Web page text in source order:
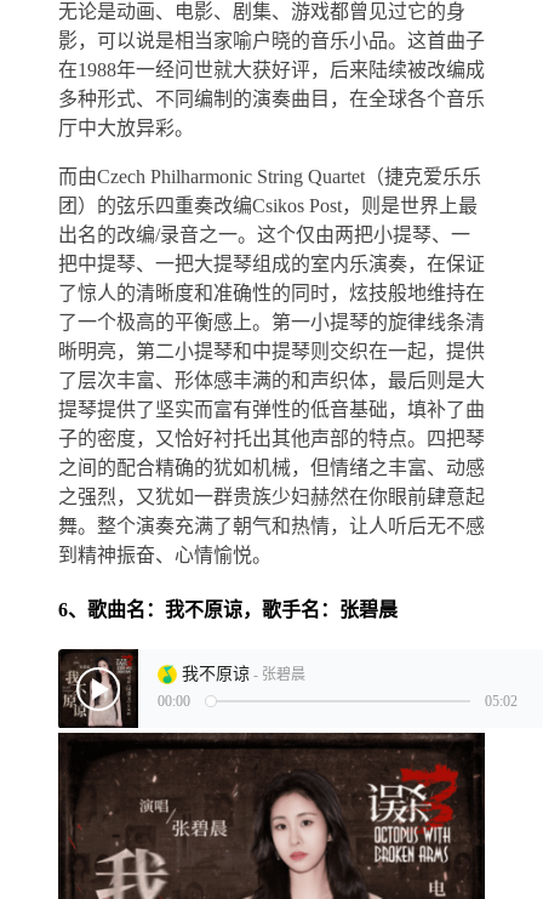
无论是动画、电影、剧集、游戏都曾见过它的身
影，可以说是相当家喻户晓的音乐小品。这首曲子
在1988年一经问世就大获好评，后来陆续被改编成
多种形式、不同编制的演奏曲目，在全球各个音乐
厅中大放异彩。
而由Czech Philharmonic String Quartet（捷克爱乐乐
团）的弦乐四重奏改编Csikos Post，则是世界上最
出名的改编/录音之一。这个仅由两把小提琴、一
把中提琴、一把大提琴组成的室内乐演奏，在保证
了惊人的清晰度和准确性的同时，炫技般地维持在
了一个极高的平衡感上。第一小提琴的旋律线条清
晰明亮，第二小提琴和中提琴则交织在一起，提供
了层次丰富、形体感丰满的和声织体，最后则是大
提琴提供了坚实而富有弹性的低音基础，填补了曲
子的密度，又恰好衬托出其他声部的特点。四把琴
之间的配合精确的犹如机械，但情绪之丰富、动感
之强烈，又犹如一群贵族少妇赫然在你眼前肆意起
舞。整个演奏充满了朝气和热情，让人听后无不感
到精神振奋、心情愉悦。
6、歌曲名：我不原谅，歌手名：张碧晨